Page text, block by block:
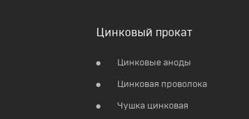
Цинковый прокат
Цинковые аноды
Цинковая проволока
Чушка цинковая